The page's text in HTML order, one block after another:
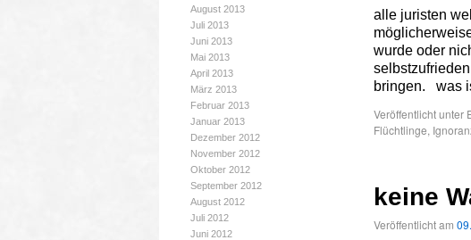
August 2013
Juli 2013
Juni 2013
Mai 2013
April 2013
März 2013
Februar 2013
Januar 2013
Dezember 2012
November 2012
Oktober 2012
September 2012
August 2012
Juli 2012
Juni 2012
alle juristen
wurde oder
bringen. was
Veröffentlicht unter
Flüchtlinge,
keine
Veröffentlicht am